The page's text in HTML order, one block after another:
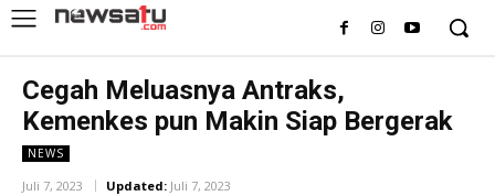
Cegah Meluasnya Antraks,
Kemenkes pun Makin Siap Bergerak
NEWS
Juli 7, 2023 Updated: Juli 7, 2023